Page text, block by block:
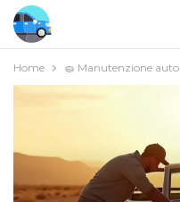
Home 🧽 Manutenzione auto